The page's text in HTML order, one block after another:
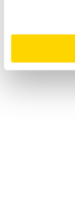
website niet